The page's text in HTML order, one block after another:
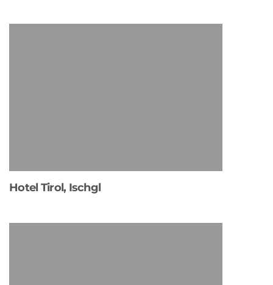
Hotel Tirol, Ischgl